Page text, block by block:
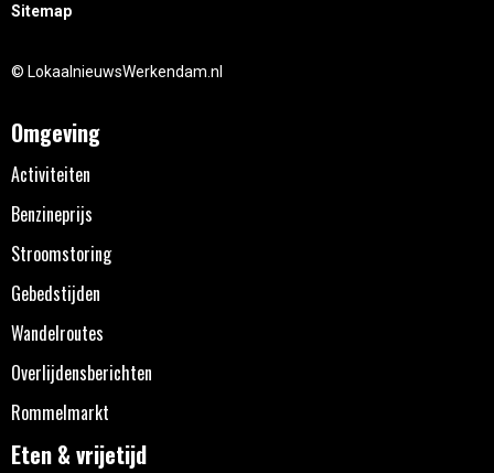
Sitemap
© LokaalnieuwsWerkendam.nl
Omgeving
Activiteiten
Benzineprijs
Stroomstoring
Gebedstijden
Wandelroutes
Overlijdensberichten
Rommelmarkt
Eten & vrijetijd